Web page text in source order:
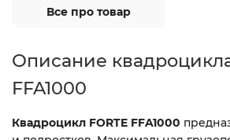
Все про товар
Описание
FFA1000
Квадроцикл FORTE FFA1000